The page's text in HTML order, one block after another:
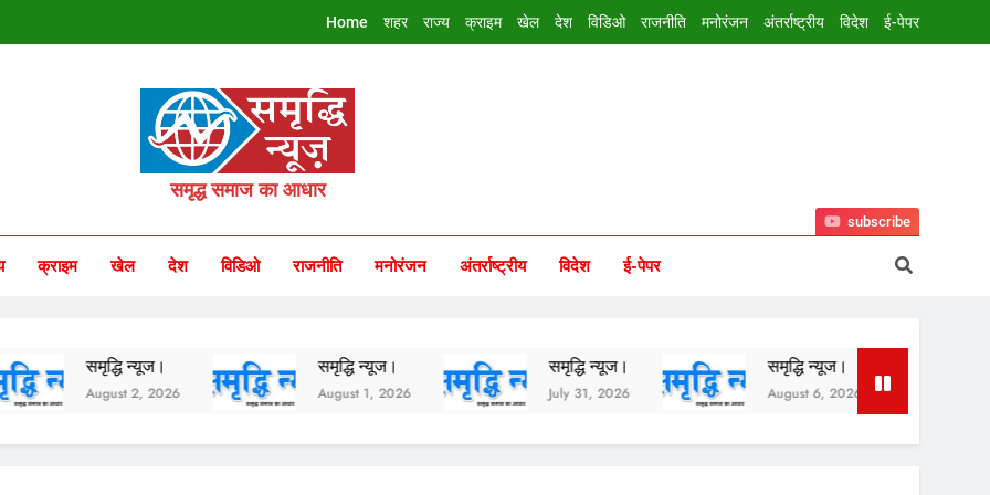
Home शहर राज्य क्राइम खेल देश विडिओ राजनीति मनोरंजन अंतर्राष्ट्रीय विदेश ई-पेपर
Samachar
समृद्ध समाज का आधार
क्राइम खेल देश विडिओ राजनीति मनोरंजन अंतर्राष्ट्रीय विदेश ई-पेपर
subscribe
समृद्धि न्यूज।
August 2, 2026
समृद्धि न्यूज।
August 1, 2026
समृद्धि न्यूज।
July 31, 2026
समृद्धि न्यूज।
August 6, 2026 August 5, 2026